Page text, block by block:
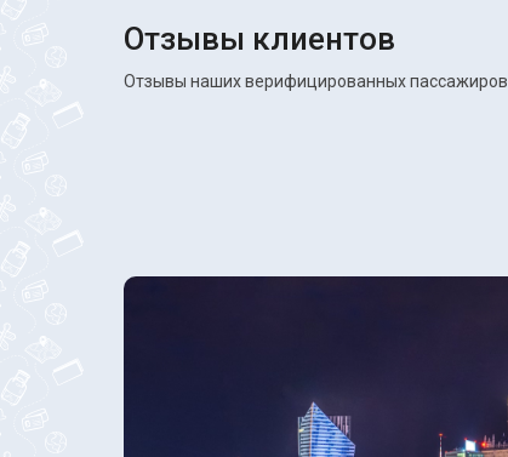
Отзывы клиентов
Отзывы наших верифицированных пассажиров